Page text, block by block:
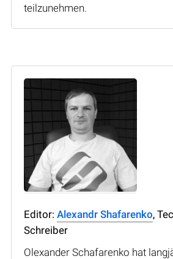
teilzunehmen.
Editor: Alexandr Shafarenko,
Schreiber
Olexander Schafarenko hat